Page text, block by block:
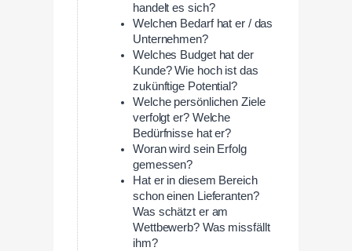
handelt es sich?
Welchen Bedarf hat er / das
Unternehmen?
Welches Budget hat der
Kunde? Wie hoch ist das
zukünftige Potential?
Welche persönlichen Ziele
verfolgt er? Welche
Bedürfnisse hat er?
Woran wird sein Erfolg
gemessen?
Hat er in diesem Bereich
schon einen Lieferanten?
Was schätzt er am
Wettbewerb? Was missfällt
ihm?